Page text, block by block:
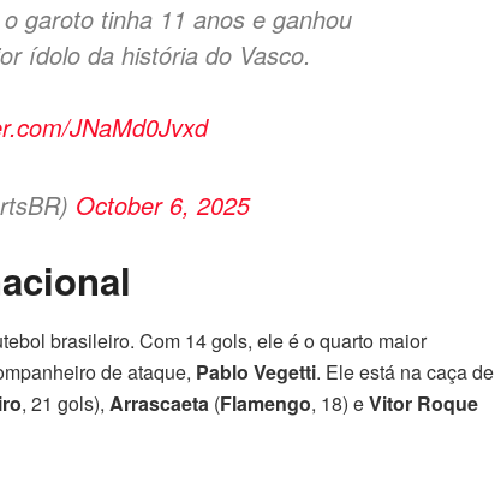
garoto tinha 11 anos e ganhou
ídolo da história do Vasco.
JNaMd0Jvxd
October 6, 2025
brasileiro. Com 14 gols, ele é o quarto maior
de ataque, Pablo Vegetti. Ele está na caça de
, 21 gols), Arrascaeta (Flamengo, 18) eVitor Roque